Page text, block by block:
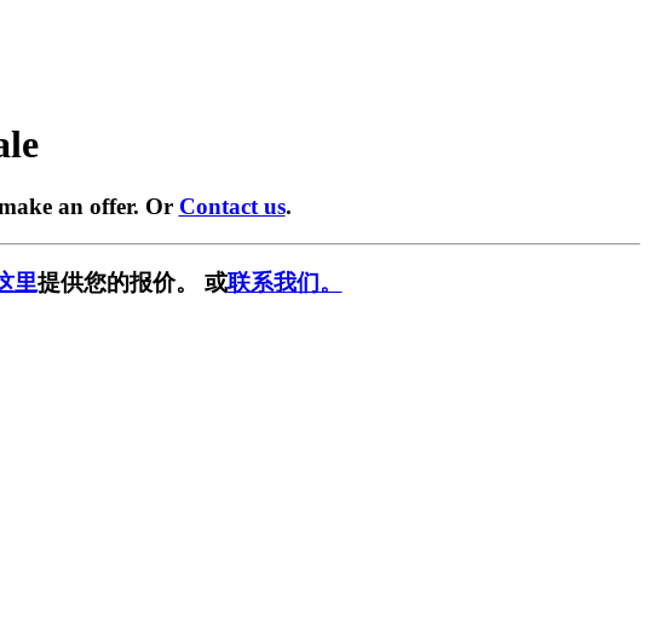
an offer. Or Contact us.
里提供您的报价。 或联系我们。